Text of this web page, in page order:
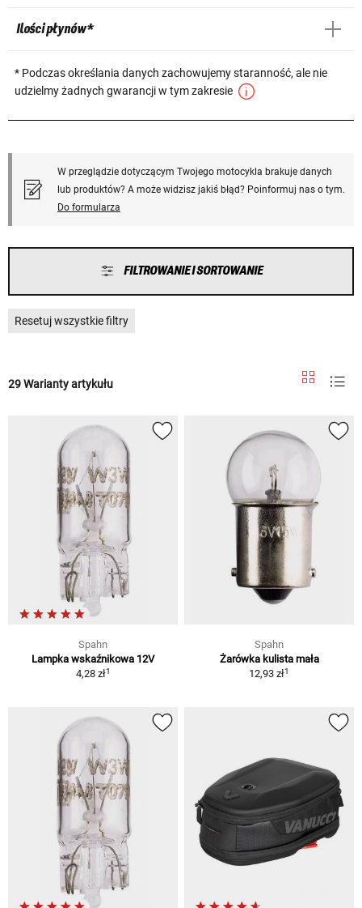
Ilości płynów *
* Podczas określania danych zachowujemy staranność, ale nie
udzielmy żadnych gwarancji w tym zakresie
W przeglądzie dotyczącym Twojego motocykla brakuje danych
lub produktów? A może widzisz jakiś błąd? Poinformuj nas o tym.
Do formularza
FILTROWANIE I SORTOWANIE
Resetuj wszystkie filtry
29 Warianty artykułu
Spahn
Lampka wskaźnikowa 12V
4,28 zł1
Spahn
Żarówka kulista mała
12,93 zł1